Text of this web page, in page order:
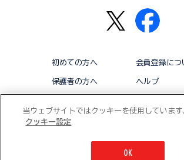
初めての方へ 会員登録につ
保護者の方へ ヘルプ
© BANDAI CO.,LTD 2015 ALL RIGHTS
当ウェブサイトではクッキーを使用しています
クッキー設定
OK